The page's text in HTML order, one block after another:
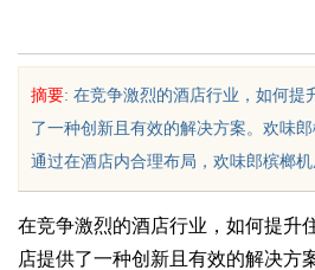
sc
摘要: 在竞争激烈的酒店行业，如何提
了一种创新且有效的解决方案。欢味
通过在酒店内合理布局，欢味郎槟榔
在竞争激烈的酒店行业，如何提升
店提供了一种创新且有效的解决方案
实验室，标准化研 多方
星图